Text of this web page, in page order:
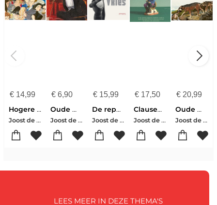
€14,99
Hogere machten
Joost de Vries
€6,90
Oude meesters
Joost de Vries
€ 15,99
De republiek
Joost de Vries
€ 17,50
Clausewitz
Joost de Vries
€ 20,99
Oude meesters
Joost de Vries
LEES MEER IN DEZE THEMA'S